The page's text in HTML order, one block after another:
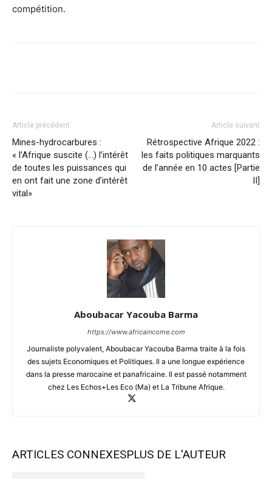
compétition.
Article précédent
Mines-hydrocarbures :
« l’Afrique suscite (…) l’intérêt
de toutes les puissances qui
en ont fait une zone d’intérêt
vital»
Article suivant
Rétrospective Afrique 2022 :
les faits politiques marquants
de l’année en 10 actes [Partie
II]
Aboubacar Yacouba Barma
https://www.africaincome.com
Journaliste polyvalent, Aboubacar Yacouba Barma traite à la fois
des sujets Economiques et Politiques. Il a une longue expérience
dans la presse marocaine et panafricaine. Il est passé notamment
chez Les Echos+Les Eco (Ma) et La Tribune Afrique.
ARTICLES CONNEXESPLUS DE L'AUTEUR